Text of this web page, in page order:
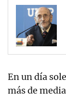
En un día
más de